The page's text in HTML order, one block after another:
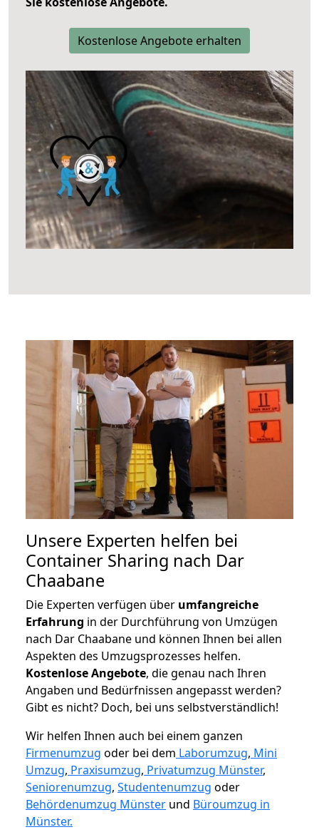
Kostenlose Angebote erhalten
Unsere Experten helfen bei
Container Sharing nach Dar
Chaabane
Die Experten verfügen über umfangreiche
Erfahrung in der Durchführung von Umzügen
nach Dar Chaabane und können Ihnen bei allen
Aspekten des Umzugsprozesses helfen.
Kostenlose Angebote, die genau nach Ihren
Angaben und Bedürfnissen angepasst werden?
Gibt es nicht? Doch, bei uns selbstverständlich!
Wir helfen Ihnen auch bei einem ganzen
Firmenumzug oder bei dem Laborumzug, Mini
Umzug, Praxisumzug, Privatumzug Münster,
Seniorenumzug, Studentenumzug oder
Behördenumzug Münster und Büroumzug in
Münster.